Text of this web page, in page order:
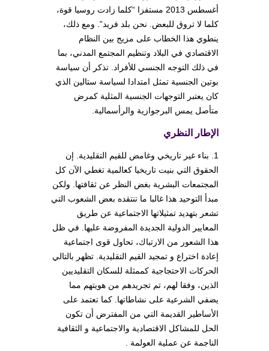
أغسطس 2013 مستفزا “كلما زادت روسيا قوة،
كلما لا تروق للبعض. نحن بلد فريد”. ومع ذلك،
ينطوي هذا الخطاب على مزيج بين النظام
الاقتصادي في البلاد وتنظيم المجتمع المدني، بما
في ذلك التوجه الجنسي للأفراد. تذكر أن سياسة
بوتين الجنسية تمثل امتدادا لسياسة ستالين الذي
كان يعتبر التوجهات الجنسية المثلية كمرض
متأصل يمس البرجوازية والرأسمالية.
الإطار النظري
1. بناء غير تاريخي وغامض للقيم التقليدية. إن
الحقوق التي بنيت تاريخيا كعالمية تغطي الآن كل
المجتمعات البشرية بغض النظر عن ثقافتها. ولكن
مبدأ التوحيد هذا غالبا ما تنتقده بعض الشعوب التي
تشعر بتهديد تمثيلاتها الاجتماعية عن طريق
المعايير الدولية الجديدة المفروضة عليها. في ظل
هذا الشعور من الارتباك، تحاول قوى اجتماعية
إعادة اختراع و تمجيد القيم التقليدية. تظهر بالتالي
الحركات الاحتجاجية كممثلة للسكان التقليديين
الذين، وفقا لهم، تم تجريدهم من هويتهم مما
يضفي الشرعية على نشاطاتها. كما تعتمد على
الأساطير القديمة التي من المفترض أن تكون
الحل للمشاكل الاقتصادية والاجتماعية و الثقافية
الناجمة عن عملية العولمة .